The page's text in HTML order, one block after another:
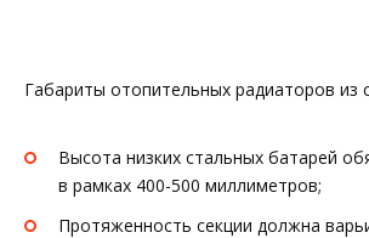
Габариты отопительных радиаторов из
Высота низких стальных батарей
в рамках 400-500 миллиметров;
Протяженность секции должна